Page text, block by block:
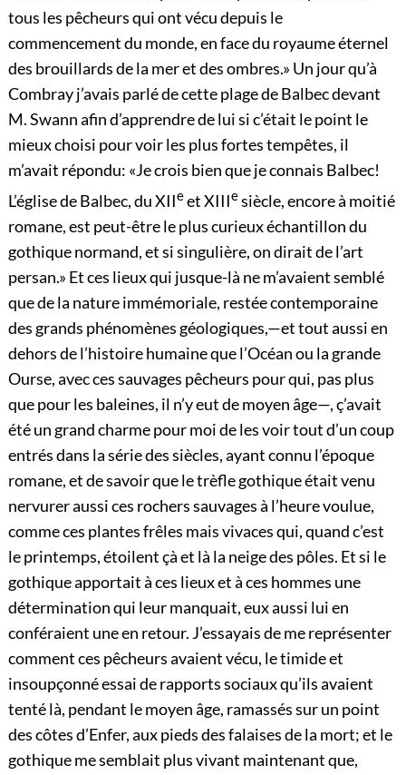
tous les pêcheurs qui ont vécu depuis le
commencement du monde, en face du royaume éternel
des brouillards de la mer et des ombres.» Un jour qu’à
Combray j’avais parlé de cette plage de Balbec devant
M. Swann afin d’apprendre de lui si c’était le point le
mieux choisi pour voir les plus fortes tempêtes, il
m’avait répondu: «Je crois bien que je connais Balbec!
L’église de Balbec, du XIIeet XIIIesiècle, encore à moitié
romane, est peut-être le plus curieux échantillon du
gothique normand, et si singulière, on dirait de l’art
persan.» Et ces lieux qui jusque-là ne m’avaient semblé
que de la nature immémoriale, restée contemporaine
des grands phénomènes géologiques,—et tout aussi en
dehors de l’histoire humaine que l’Océan ou la grande
Ourse, avec ces sauvages pêcheurs pour qui, pas plus
que pour les baleines, il n’y eut de moyen âge—, ç’avait
été un grand charme pour moi de les voir tout d’un coup
entrés dans la série des siècles, ayant connu l’époque
romane, et de savoir que le trèfle gothique était venu
nervurer aussi ces rochers sauvages à l’heure voulue,
comme ces plantes frêles mais vivaces qui, quand c’est
le printemps, étoilent çà et là la neige des pôles. Et si le
gothique apportait à ces lieux et à ces hommes une
détermination qui leur manquait, eux aussi lui en
conféraient une en retour. J’essayais de me représenter
comment ces pêcheurs avaient vécu, le timide et
insoupçonné essai de rapports sociaux qu’ils avaient
tenté là, pendant le moyen âge, ramassés sur un point
des côtes d’Enfer, aux pieds des falaises de la mort; et le
gothique me semblait plus vivant maintenant que,